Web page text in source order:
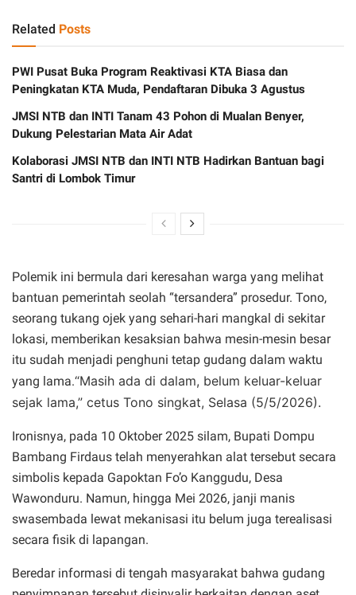
Related Posts
PWI Pusat Buka Program Reaktivasi KTA Biasa dan
Peningkatan KTA Muda, Pendaftaran Dibuka 3 Agustus
JMSI NTB dan INTI Tanam 43 Pohon di Mualan Benyer,
Dukung Pelestarian Mata Air Adat
Kolaborasi JMSI NTB dan INTI NTB Hadirkan Bantuan bagi
Santri di Lombok Timur
Polemik ini bermula dari keresahan warga yang melihat
bantuan pemerintah seolah “tersandera” prosedur. Tono,
seorang tukang ojek yang sehari-hari mangkal di sekitar
lokasi, memberikan kesaksian bahwa mesin-mesin besar
itu sudah menjadi penghuni tetap gudang dalam waktu
yang lama.“Masih ada di dalam, belum keluar-keluar
sejak lama,” cetus Tono singkat, Selasa (5/5/2026).
Ironisnya, pada 10 Oktober 2025 silam, Bupati Dompu
Bambang Firdaus telah menyerahkan alat tersebut secara
simbolis kepada Gapoktan Fo’o Kanggudu, Desa
Wawonduru. Namun, hingga Mei 2026, janji manis
swasembada lewat mekanisasi itu belum juga terealisasi
secara fisik di lapangan.
Beredar informasi di tengah masyarakat bahwa gudang